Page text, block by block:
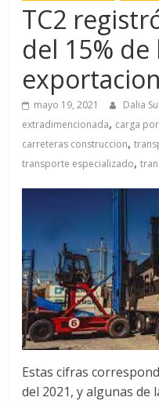
TC2
del 15% de
mayo 19, 2021 Dalia
extradimencionada, carga
carreteras construccion,
transporte especializado,
Estas cifras
del 2021, y algunas de